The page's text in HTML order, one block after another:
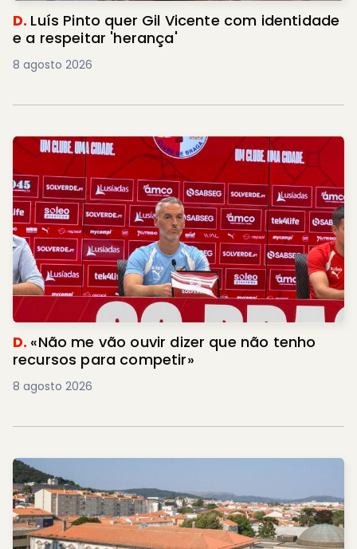
D. Luís Pinto quer Gil Vicente com identidade
e a respeitar 'herança'
8 agosto 2026
D. «Não me vão ouvir dizer que não tenho
recursos para competir»
8 agosto 2026